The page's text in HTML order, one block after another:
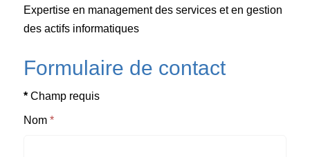
Expertise en management des services et en gestion
des actifs informatiques
Formulaire de contact
* Champ requis
Nom *